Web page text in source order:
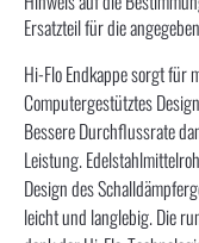
Ersatzteil für die
Hi-Flo Endkappe sorgt für
Computergestütztes
Bessere Durchflussrate
Leistung.
Design des
leicht und langlebig. Die